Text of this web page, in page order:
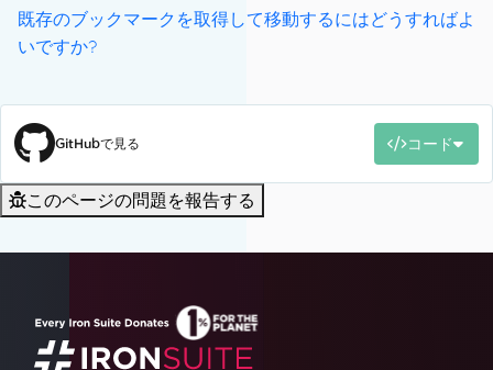
既存のブックマークを取得して移動するにはどうすればよ
いですか?
GitHubで見る コード
このページの問題を報告する